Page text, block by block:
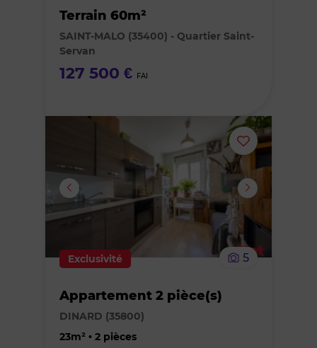
Terrain 60m²
SAINT-MALO (35400) - Quartier Saint-
Servan
127 500 € FAI
Ajouter
ou
Exclusivité 5
Appartement 2 pièce(s)
DINARD (35800)
23m² • 2 pièces